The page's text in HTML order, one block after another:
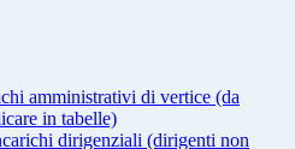
amministrativi di vertice (da
in tabelle)
dirigenziali (dirigenti non